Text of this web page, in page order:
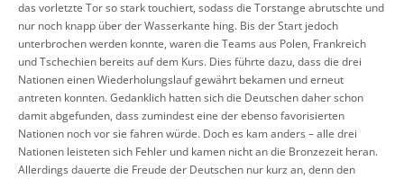
das vorletzte Tor so stark touchiert, sodass die Torstange abrutschte und
nur noch knapp über der Wasserkante hing. Bis der Start jedoch
unterbrochen werden konnte, waren die Teams aus Polen, Frankreich
und Tschechien bereits auf dem Kurs. Dies führte dazu, dass die drei
Nationen einen Wiederholungslauf gewährt bekamen und erneut
antreten konnten. Gedanklich hatten sich die Deutschen daher schon
damit abgefunden, dass zumindest eine der ebenso favorisierten
Nationen noch vor sie fahren würde. Doch es kam anders – alle drei
Nationen leisteten sich Fehler und kamen nicht an die Bronzezeit heran.
Allerdings dauerte die Freude der Deutschen nur kurz an, denn den